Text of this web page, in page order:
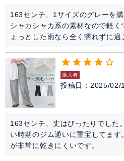
163センチ、1サイズのグレーを購
シャカシャカ系の素材なので軽
ょっとした雨なら全く濡れずに過
購入者
投稿日 2025/02/
163センチ、丈はぴったりでした
い時期のジム通いに重宝してま
が非常に乾きにくいです。